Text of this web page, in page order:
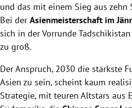
und das mit einem Sieg aus zehn
Bei der Asienmeisterschaft im
sich in der Vorrunde
zu groß.
Der Anspruch, 2030 die stärkste
Asien zu sein, scheint kaum
Strategie, mit teuren Altstars aus